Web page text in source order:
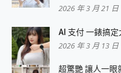
2026 年 3 月 21 日
AI 支付 一錶搞
2026 年 3 月 13 日
超驚艷 讓人一眼